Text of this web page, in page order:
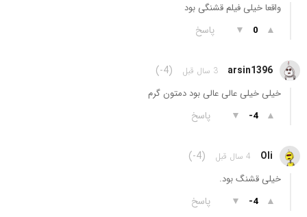
واقعا خیلی فیلم قشنگی بود
▲
0
▼ پاسخ
arsin1396 3 سال قبل (-4)
خیلی خیلی عالی عالی بود دمتون گرم
▲
-4
▼ پاسخ
Oli 4 سال قبل (-4)
خیلی قشنگ بود.
▲
-4
▼ پاسخ